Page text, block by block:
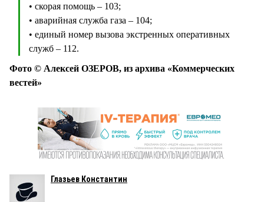
• скорая помощь – 103;
• аварийная служба газа – 104;
• единый номер вызова экстренных оперативных
служб – 112.
Фото © Алексей ОЗЕРОВ, из архива «Коммерческих
вестей»
Глазьев Константин